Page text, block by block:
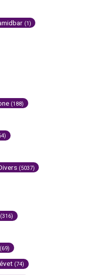
(1)
(188)
(5037)
(316)
(69)
(74)